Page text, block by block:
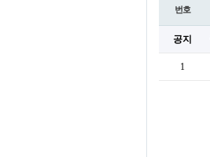
번호
공지
1